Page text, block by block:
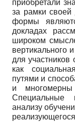
приобретали
за рамки своей
формы
докладах
широком
вертикального
для
как
путями и
и
Специальные
анализу